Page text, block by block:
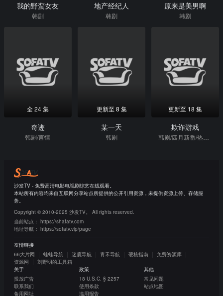
我的野蛮女友
韩剧
地产经纪人
韩剧
原来是美男啊
韩剧
全 24 集
奇迹
韩剧/言情
更新至 8 集
某一天
韩剧
更新至 18 集
欺诈游戏
韩剧/四月新番/热血/日本动漫
沙发TV - 免费高清电影电视剧综艺在线观看。
本站所有内容均来自互联网分享站点所提供的公开引用资源，未提供资源上传、存储服
务。
Copyright © 2010-2025 沙发TV。 All rights reserved.
当前站点： https://shafatv.com
地址导航： https://sofatv.vip/page
友情链接
66大片网
蛙蛙导航 迷鹿导航 青禾导航 硬核指南
免费资源库
资源网
刘野明的工具箱
关于
投放广告
联系我们
备用网址
政策
18 U.S.C. § 2257
使用条款
滥用报告
其他
常见问题
站点地图